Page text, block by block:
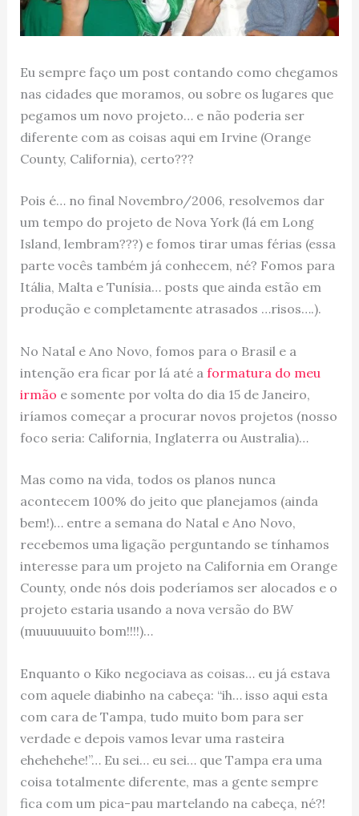
Eu sempre faço um post contando como chegamos
nas cidades que moramos, ou sobre os lugares que
pegamos um novo projeto… e não poderia ser
diferente com as coisas aqui em Irvine (Orange
County, California), certo???
Pois é… no final Novembro/2006, resolvemos dar
um tempo do projeto de Nova York (lá em Long
Island, lembram???) e fomos tirar umas férias (essa
parte vocês também já conhecem, né? Fomos para
Itália, Malta e Tunísia… posts que ainda estão em
produção e completamente atrasados …risos….).
No Natal e Ano Novo, fomos para o Brasil e a
intenção era ficar por lá até a formatura do meu
irmão e somente por volta do dia 15 de Janeiro,
iríamos começar a procurar novos projetos (nosso
foco seria: California, Inglaterra ou Australia)…
Mas como na vida, todos os planos nunca
acontecem 100% do jeito que planejamos (ainda
bem!)… entre a semana do Natal e Ano Novo,
recebemos uma ligação perguntando se tínhamos
interesse para um projeto na California em Orange
County, onde nós dois poderíamos ser alocados e o
projeto estaria usando a nova versão do BW
(muuuuuuito bom!!!!)…
Enquanto o Kiko negociava as coisas… eu já estava
com aquele diabinho na cabeça: “ih… isso aqui esta
com cara de Tampa, tudo muito bom para ser
verdade e depois vamos levar uma rasteira
ehehehehe!”… Eu sei… eu sei… que Tampa era uma
coisa totalmente diferente, mas a gente sempre
fica com um pica-pau martelando na cabeça, né?!